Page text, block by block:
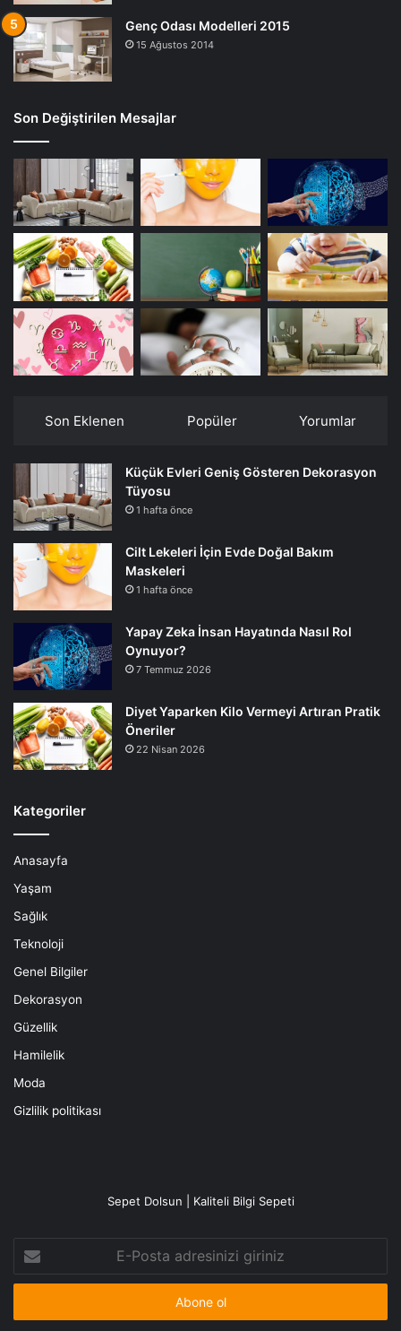
Genç Odası Modelleri 2015
15 Ağustos 2014
Son Değiştirilen Mesajlar
Son Eklenen Popüler Yorumlar
Küçük Evleri Geniş Gösteren Dekorasyon
Tüyosu
1 hafta önce
Cilt Lekeleri İçin Evde Doğal Bakım
Maskeleri
1 hafta önce
Yapay Zeka İnsan Hayatında Nasıl Rol
Oynuyor?
7 Temmuz 2026
Diyet Yaparken Kilo Vermeyi Artıran Pratik
Öneriler
22 Nisan 2026
Kategoriler
Anasayfa
Yaşam
Sağlık
Teknoloji
Genel Bilgiler
Dekorasyon
Güzellik
Hamilelik
Moda
Gizlilik politikası
Sepet Dolsun | Kaliteli Bilgi Sepeti
Posta
adresinizi